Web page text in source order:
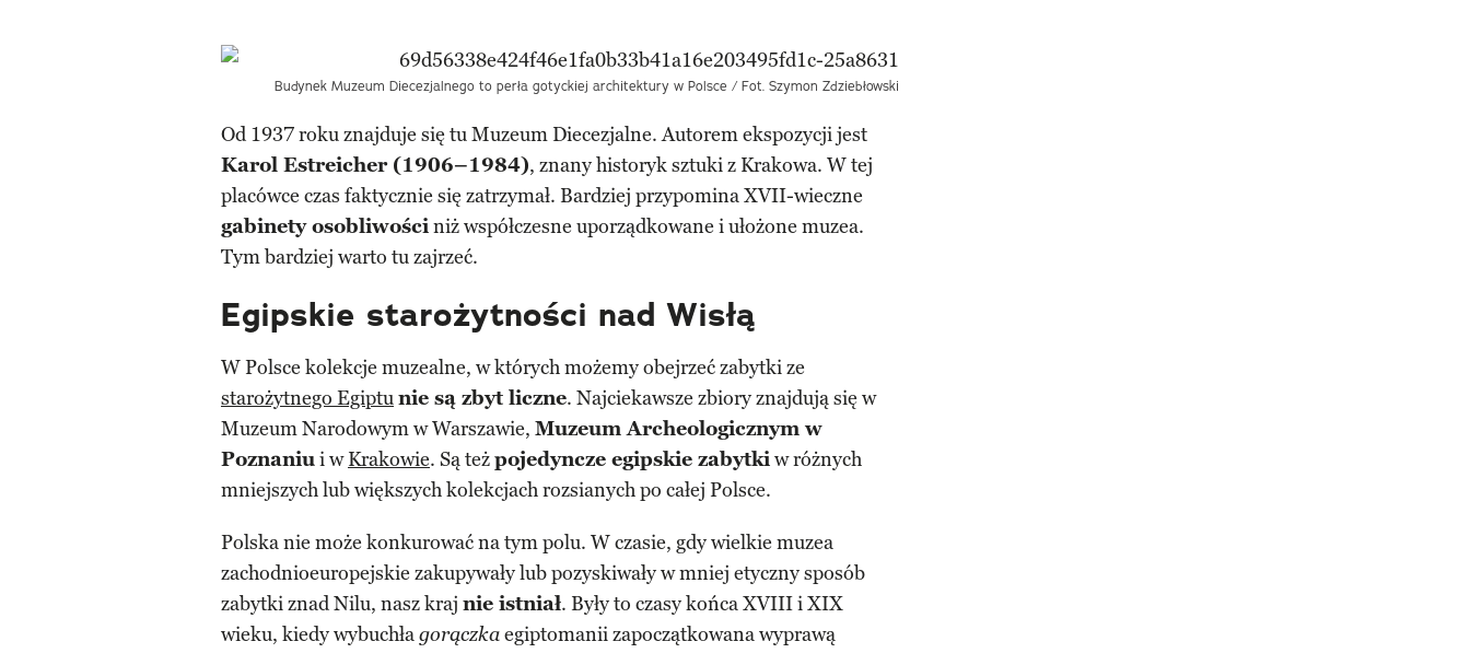
Budynek Muzeum Diecezjalnego to perła gotyckiej architektury w Polsce / Fot. Szymon Zdziebłowski
Od 1937 roku znajduje się tu Muzeum Diecezjalne. Autorem ekspozycji jest
Karol Estreicher (1906–1984), znany historyk sztuki z Krakowa. W tej
placówce czas faktycznie się zatrzymał. Bardziej przypomina XVII-wieczne
gabinety osobliwościniż współczesne uporządkowane i ułożone muzea.
Tym bardziej warto tu zajrzeć.
Egipskie starożytności nad Wisłą
W Polsce kolekcje muzealne, w których możemy obejrzeć zabytki ze
starożytnego Egiptunie są zbyt liczne. Najciekawsze zbiory znajdują się w
Muzeum Narodowym w Warszawie, Muzeum Archeologicznym w
Poznaniui wKrakowie. Są teżpojedyncze egipskie zabytkiw różnych
mniejszych lub większych kolekcjach rozsianych po całej Polsce.
Polska nie może konkurować na tym polu. W czasie, gdy wielkie muzea
zachodnioeuropejskie zakupywały lub pozyskiwały w mniej etyczny sposób
zabytki znad Nilu, nasz kraj nie istniał. Były to czasy końca XVIII i XIX
wieku, kiedy wybuchłagorączkaegiptomanii zapoczątkowana wyprawą